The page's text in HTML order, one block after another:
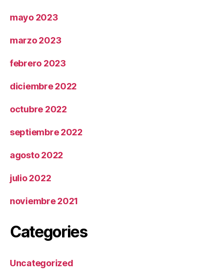
mayo 2023
marzo 2023
febrero 2023
diciembre 2022
octubre 2022
septiembre 2022
agosto 2022
julio 2022
noviembre 2021
Categories
Uncategorized